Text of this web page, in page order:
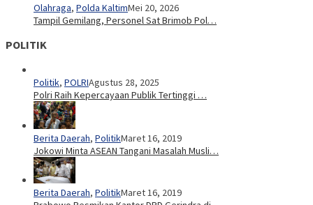
Olahraga, Polda KaltimMei 20, 2026
Tampil Gemilang, Personel Sat Brimob Pol…
POLITIK
Politik, POLRIAgustus 28, 2025
Polri Raih Kepercayaan Publik Tertinggi …
Berita Daerah, PolitikMaret 16, 2019
Jokowi Minta ASEAN Tangani Masalah Musli…
Berita Daerah, PolitikMaret 16, 2019